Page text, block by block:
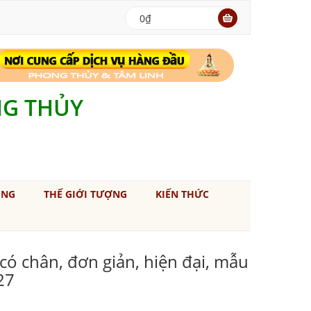
0₫
THỦY
THẾ GIỚI TƯỢNG KIẾN THỨC
chân, đơn giản, hiện đại, mẫu